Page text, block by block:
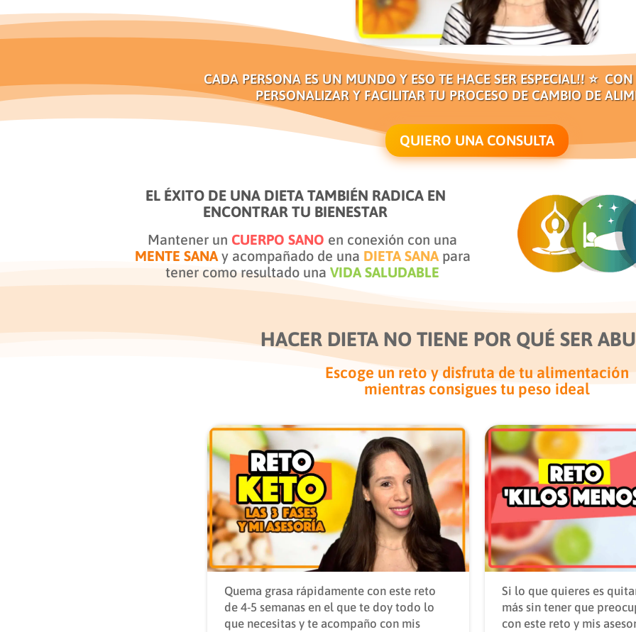
CADA PERSONA ES UN MUNDO Y ESO TE HACE SER ESPECIAL!! ⭐️
PERSONALIZAR Y FACILITAR TU PROCESO DE CAMBIO DE
QUIERO UNA CONSULTA
EL ÉXITO DE UNA DIETA TAMBIÉN RADICA EN
ENCONTRAR TU BIENESTAR
Mantener un CUERPO SANO en conexión con una
MENTE SANAy acompañado de una DIETA SANApara
tener como resultado unaVIDA SALUDABLE
HACER DIETA NO TIENE POR QUÉ SER
Escoge un reto y disfruta de tu alimentación
mientras consigues tu peso ideal
Quema grasa rápidamente con este reto
de 4-5 semanas en el que te doy todo lo
que necesitas y te acompaño con mis
Si lo que quieres es
más sin tener que
con este reto y mis